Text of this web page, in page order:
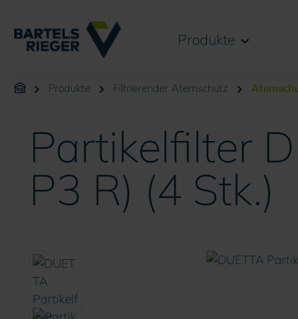
Produkte
Produkte Filtrierender Atemschutz
Partikelfilter
P3 R) (4 Stk.)
Bildergalerie überspringen